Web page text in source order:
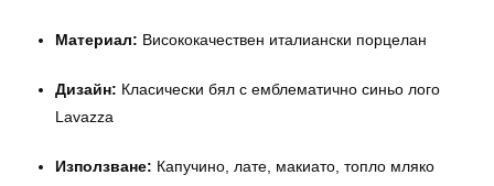
Материал: Висококачествен италиански порцелан
Дизайн: Класически бял с емблематично синьо лого
Lavazza
Използване: Капучино, лате, макиато, топло мляко